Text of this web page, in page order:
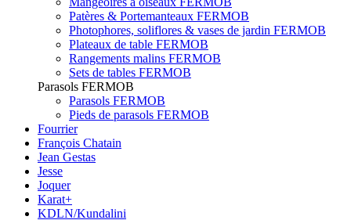
Patères & Portemanteaux FERMOB
Photophores, soliflores & vases de jardin FERMOB
Plateaux de table FERMOB
Rangements malins FERMOB
Sets de tables FERMOB
Parasols FERMOB
Parasols FERMOB
Pieds de parasols FERMOB
Fourrier
François Chatain
Jean Gestas
Jesse
Joquer
Karat+
KDLN/Kundalini